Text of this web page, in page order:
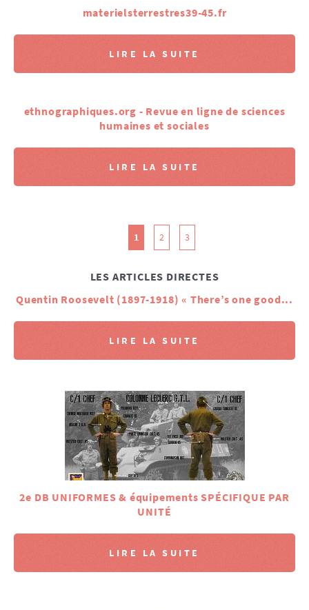
materielsterrestres39-45.fr
LIRE LA SUITE
ethnographiques.org - Revue en ligne de sciences
humaines et sociales
LIRE LA SUITE
1 2 3
LES ARTICLES DIRECTES
Quentin Roosevelt (1897-1918) « There’s one good...
LIRE LA SUITE
2e DB UNIFORMES & équipements SPÉCIFIQUE PAR
UNITÉ
LIRE LA SUITE